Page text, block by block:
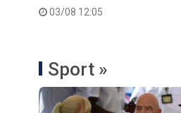
03/08 12:05
Sport »